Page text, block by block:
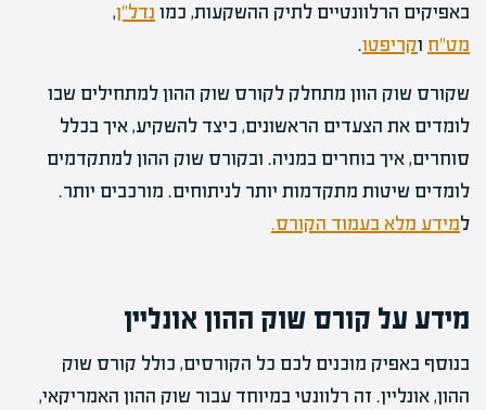
באפיקים הרלוונטיים לתיק ההשקעות, כמו נדל"ן,
מט"ח וקריפטו.
שקורס שוק הוון מתחלק לקורס שוק ההון למתחילים שבו
לומדים את הצעדים הראשונים, כיצד להשקיע, איך בכלל
סוחרים, איך בוחרים במניה. ובקורס שוק ההון למתקדמים
לומדים שיטות מתקדמות יותר לניתוחים. מורכבים יותר.
למידע מלא בעמוד הקורס.
מידע על קורס שוק ההון אונליין
בנוסף באפיק מוכנים לכם כל הקורסים, כולל קורס שוק
ההון, אונליין. זה רלוונטי במיוחד עבור שוק ההון האמריקאי,